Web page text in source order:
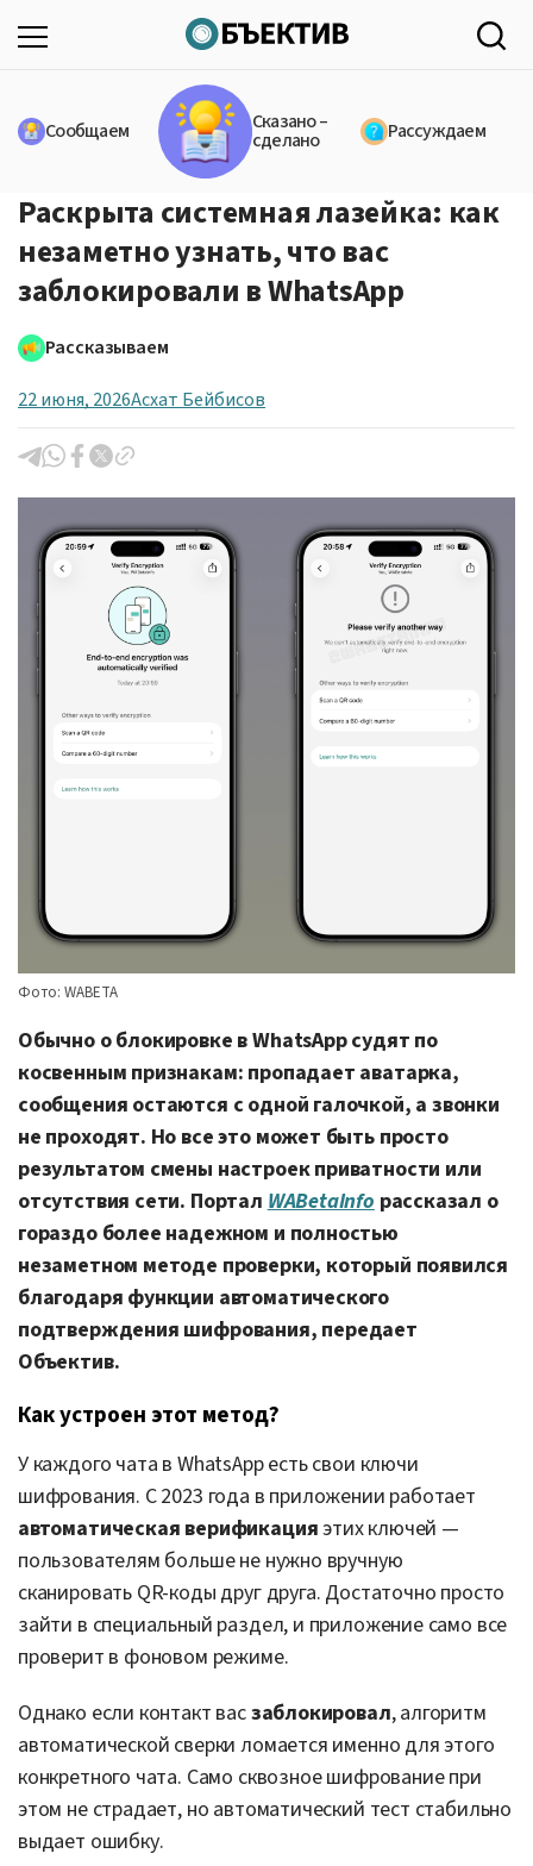
Сообщаем Сказано –
сделано Рассуждаем
Раскрыта системная лазейка: как
незаметно узнать, что вас
заблокировали в WhatsApp
Рассказываем
22 июня, 2026Асхат Бейбисов
Фото: WABETA
Обычно о блокировке в WhatsApp судят по
косвенным признакам: пропадает аватарка,
сообщения остаются с одной галочкой, а звонки
не проходят. Но все это может быть просто
результатом смены настроек приватности или
отсутствия сети. Портал WABetaInfo рассказал о
гораздо более надежном и полностью
незаметном методе проверки, который появился
благодаря функции автоматического
подтверждения шифрования, передает
Объектив.
Как устроен этот метод?
У каждого чата в WhatsApp есть свои ключи
шифрования. С 2023 года в приложении работает
автоматическая верификацияэтих ключей —
пользователям больше не нужно вручную
сканировать QR-коды друг друга. Достаточно просто
зайти в специальный раздел, и приложение само все
проверит в фоновом режиме.
Однако если контакт васзаблокировал, алгоритм
автоматической сверки ломается именно для этого
конкретного чата. Само сквозное шифрование при
этом не страдает, но автоматический тест стабильно
выдает ошибку.